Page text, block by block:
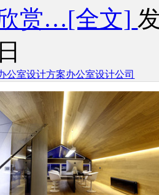
赏…[全文]
公室设计方案办公室设计公司